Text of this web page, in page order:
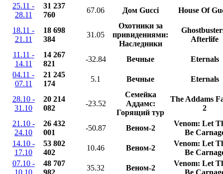
25.11 -
28.11
31 237
760
67.06 Дом Gucci House Of
18.11 -
21.11
18 698
384
31.05
Охотники за
привидениями:
Наследники
Afterlife
11.11 -
14.11
14 267
821
-32.84 Вечные
Eternals
04.11 -
07.11
21 245
174
5.1 Вечные Eternals
28.10 -
31.10
20 214
082
-23.52
Семейка
Аддамс:
Горящий тур
The Addams
2
21.10 -
24.10
26 432
001
-50.87 Веном-2
Venom: Let
Be
14.10 -
17.10
53 802
402
10.46 Веном-2
Venom: Let
Be
07.10 -
48 707
35.32 Веном-2
Venom: Let